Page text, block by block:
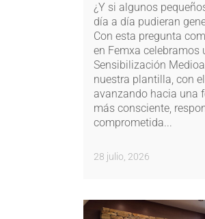
¿Y si algunos
día a día pudieran
Con esta pregunta
en Femxa celebramos
Sensibilización
nuestra plantilla, con
avanzando hacia una
más consciente,
comprometida...
28 julio, 2026